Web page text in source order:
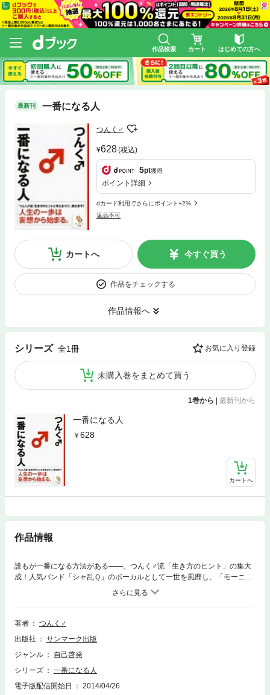
作品検索 カート はじめての方へ
最新刊 一番になる人
つんく♂
628(税込)
5pt獲得
ポイント詳細
dカード利用でさらにポイント+2%
返品不可
カートへ 今すぐ買う
作品をチェックする
作品情報へ
シリーズ 全1冊 お気に入り登録
未購入巻をまとめて買う
1巻から 最新刊から
一番になる人
628
カートへ
作品情報
誰もが一番になる方法がある――。つんく♂流「生き方のヒント」の集大
成！人気バンド「シャ乱Ｑ」のボーカルとして一世を風靡し、「モーニン
グ娘。」をはじめ、数々のミリオンセラーを手がけてきた音楽業界の鬼
才・つんく♂。かつては何をやってもけっして一番になれなかった著者
が、試行錯誤の末、ついに解き明かした「誰もが一番になる方法」の集大
成。みずからの「仕事の哲学」「生き方の極意」「成功の秘訣」をあます
られる人】人生の一歩は妄想から始まる◎【違いを明らかにする人】手取
り六万円、「地獄の二年」があったから学べたこと◎【百回も二百回も練
けられる人】クラスで一番になれないと世界一にはなれない◎【身近なこ
とに目を向けられる人】ヒントはいつも自分のいちばん近いところにある
著者
つんく♂
出版社
サンマーク出版
ジャンル
自己啓発
シリーズ
一番になる人
電子版配信開始日
2014/04/26